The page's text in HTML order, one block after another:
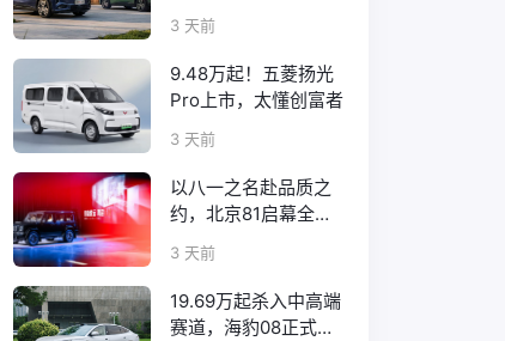
工08正式上市
3 天前
9.48万起！五菱扬光
Pro上市，太懂创富者
3 天前
以八一之名赴品质之
约，北京81启幕全新
口碑征程
3 天前
19.69万起杀入中高端
赛道，海豹08正式上